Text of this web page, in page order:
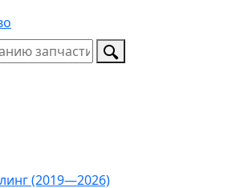
(2019—2026)